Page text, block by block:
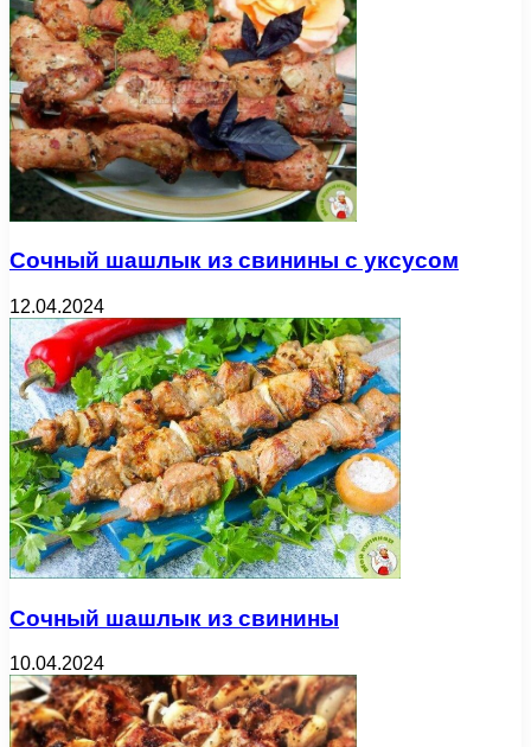
Сочный шашлык из свинины с уксусом
12.04.2024
Сочный шашлык из свинины
10.04.2024